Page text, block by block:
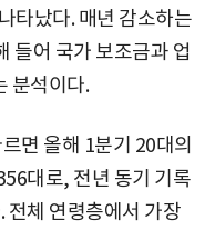
타났다. 매년 감소하는
들어 국가 보조금과 업
분석이다.
면 올해 1분기 20대의
대로, 전년 동기 기록
체 연령층에서 가장